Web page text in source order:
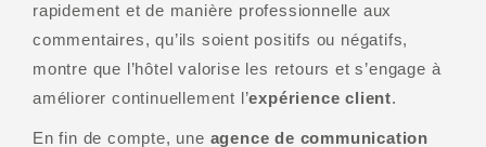
rapidement et de manière professionnelle aux
commentaires, qu’ils soient positifs ou négatifs,
montre que l’hôtel valorise les retours et s’engage à
améliorer continuellement l’expérience client.
En fin de compte, une agence de communication